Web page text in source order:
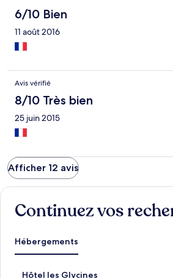
6/10 Bien
11 août 2016
Avis vérifié
8/10 Très bien
25 juin 2015
Afficher 12 avis
Continuez vos
Hébergements
Hôtel les Glycines
L